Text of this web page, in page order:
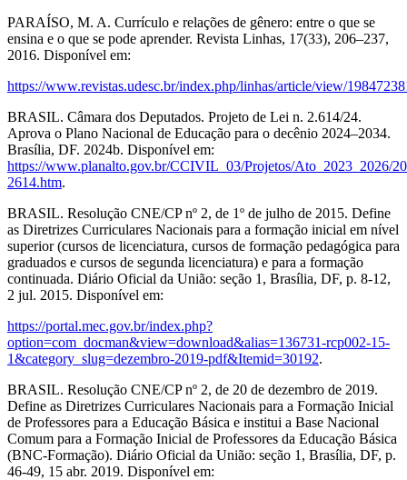
PARAÍSO, M. A. Currículo e relações de gênero: entre o que se
ensina e o que se pode aprender. Revista Linhas, 17(33), 206–237,
2016. Disponível em:
https://www.revistas.udesc.br/index.php/linhas/article/view/
BRASIL. Câmara dos Deputados. Projeto de Lei n. 2.614/24.
Aprova o Plano Nacional de Educação para o decênio 2024–2034.
Brasília, DF. 2024b. Disponível em:
https://www.planalto.gov.br/CCIVIL_03/Projetos/Ato_2023_2026/
2614.htm.
BRASIL. Resolução CNE/CP nº 2, de 1º de julho de 2015. Define
as Diretrizes Curriculares Nacionais para a formação inicial em nível
superior (cursos de licenciatura, cursos de formação pedagógica para
graduados e cursos de segunda licenciatura) e para a formação
continuada. Diário Oficial da União: seção 1, Brasília, DF, p. 8-12,
2 jul. 2015. Disponível em:
https://portal.mec.gov.br/index.php?
option=com_docman&view=download&alias=136731-rcp002-15-
1&category_slug=dezembro-2019-pdf&Itemid=30192.
BRASIL. Resolução CNE/CP nº 2, de 20 de dezembro de 2019.
Define as Diretrizes Curriculares Nacionais para a Formação Inicial
de Professores para a Educação Básica e institui a Base Nacional
Comum para a Formação Inicial de Professores da Educação Básica
(BNC-Formação). Diário Oficial da União: seção 1, Brasília, DF, p.
46-49, 15 abr. 2019. Disponível em: